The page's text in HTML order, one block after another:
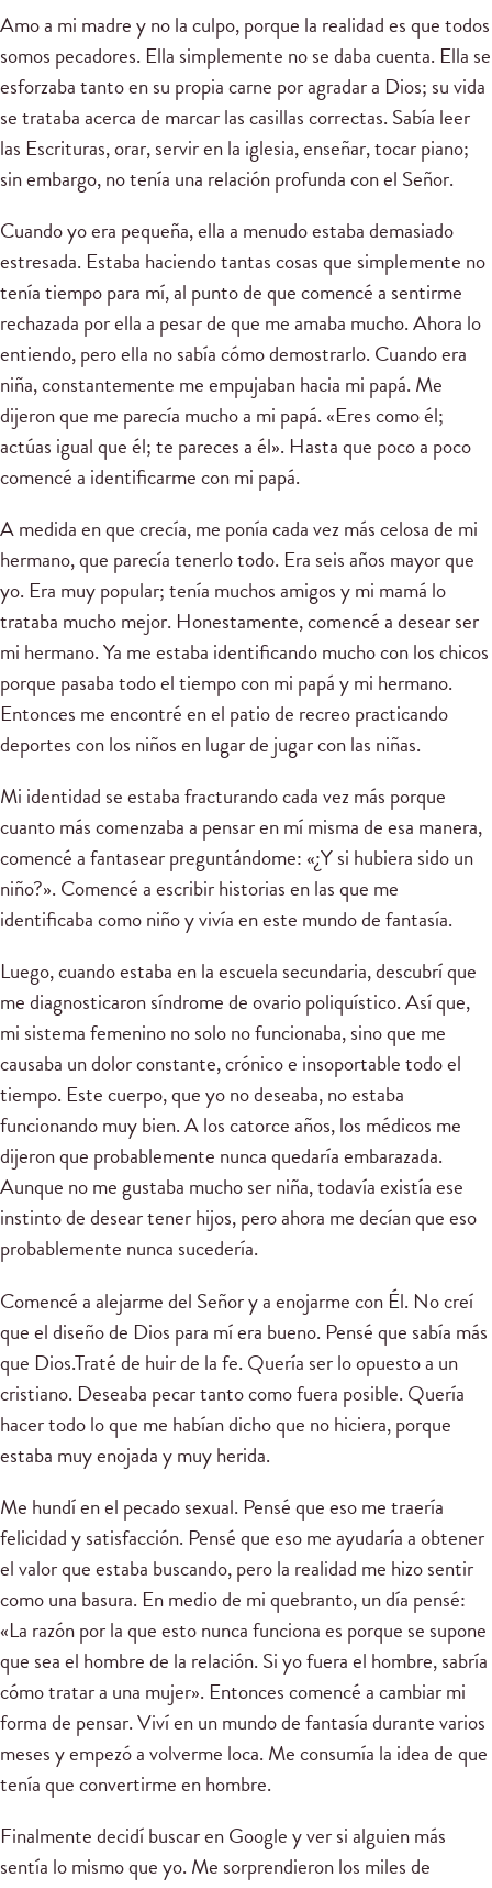
Amo a mi madre y no la culpo, porque la realidad es que todos
somos pecadores. Ella simplemente no se daba cuenta. Ella se
esforzaba tanto en su propia carne por agradar a Dios; su vida
se trataba acerca de marcar las casillas correctas. Sabía leer
las Escrituras, orar, servir en la iglesia, enseñar, tocar piano;
sin embargo, no tenía una relación profunda con el Señor.
Cuando yo era pequeña, ella a menudo estaba demasiado
estresada. Estaba haciendo tantas cosas que simplemente no
tenía tiempo para mí, al punto de que comencé a sentirme
rechazada por ella a pesar de que me amaba mucho. Ahora lo
entiendo, pero ella no sabía cómo demostrarlo. Cuando era
niña, constantemente me empujaban hacia mi papá. Me
dijeron que me parecía mucho a mi papá. «Eres como él;
actúas igual que él; te pareces a él». Hasta que poco a poco
comencé a identificarme con mi papá.
A medida en que crecía, me ponía cada vez más celosa de mi
hermano, que parecía tenerlo todo. Era seis años mayor que
yo. Era muy popular; tenía muchos amigos y mi mamá lo
trataba mucho mejor. Honestamente, comencé a desear ser
mi hermano. Ya me estaba identificando mucho con los chicos
porque pasaba todo el tiempo con mi papá y mi hermano.
Entonces me encontré en el patio de recreo practicando
deportes con los niños en lugar de jugar con las niñas.
Mi identidad se estaba fracturando cada vez más porque
cuanto más comenzaba a pensar en mí misma de esa manera,
comencé a fantasear preguntándome: «¿Y si hubiera sido un
niño?». Comencé a escribir historias en las que me
identificaba como niño y vivía en este mundo de fantasía.
Luego, cuando estaba en la escuela secundaria, descubrí que
me diagnosticaron síndrome de ovario poliquístico. Así que,
mi sistema femenino no solo no funcionaba, sino que me
causaba un dolor constante, crónico e insoportable todo el
tiempo. Este cuerpo, que yo no deseaba, no estaba
funcionando muy bien. A los catorce años, los médicos me
dijeron que probablemente nunca quedaría embarazada.
Aunque no me gustaba mucho ser niña, todavía existía ese
instinto de desear tener hijos, pero ahora me decían que eso
probablemente nunca sucedería.
Comencé a alejarme del Señor y a enojarme con Él. No creí
que el diseño de Dios para mí era bueno. Pensé que sabía más
que Dios.Traté de huir de la fe. Quería ser lo opuesto a un
cristiano. Deseaba pecar tanto como fuera posible. Quería
hacer todo lo que me habían dicho que no hiciera, porque
estaba muy enojada y muy herida.
Me hundí en el pecado sexual. Pensé que eso me traería
felicidad y satisfacción. Pensé que eso me ayudaría a obtener
el valor que estaba buscando, pero la realidad me hizo sentir
como una basura. En medio de mi quebranto, un día pensé:
«La razón por la que esto nunca funciona es porque se supone
que sea el hombre de la relación. Si yo fuera el hombre, sabría
cómo tratar a una mujer». Entonces comencé a cambiar mi
forma de pensar. Viví en un mundo de fantasía durante varios
meses y empezó a volverme loca. Me consumía la idea de que
tenía que convertirme en hombre.
Finalmente decidí buscar en Google y ver si alguien más
sentía lo mismo que yo. Me sorprendieron los miles de